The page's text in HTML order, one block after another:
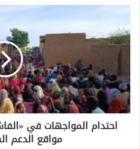
احتدام المواجهات في
مواقع الدعم